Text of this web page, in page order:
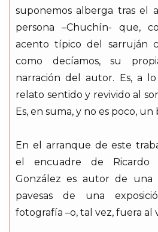
suponemos alberga tras el
persona –Chuchín- que,
acento típico del sarruján
como decíamos, su
narración del autor. Es, a
relato sentido y revivido al
Es, en suma, y no es poco,
En el arranque de este
el encuadre de Ricardo
González es autor de una
pavesas de una
fotografía –o, tal vez, fuera al